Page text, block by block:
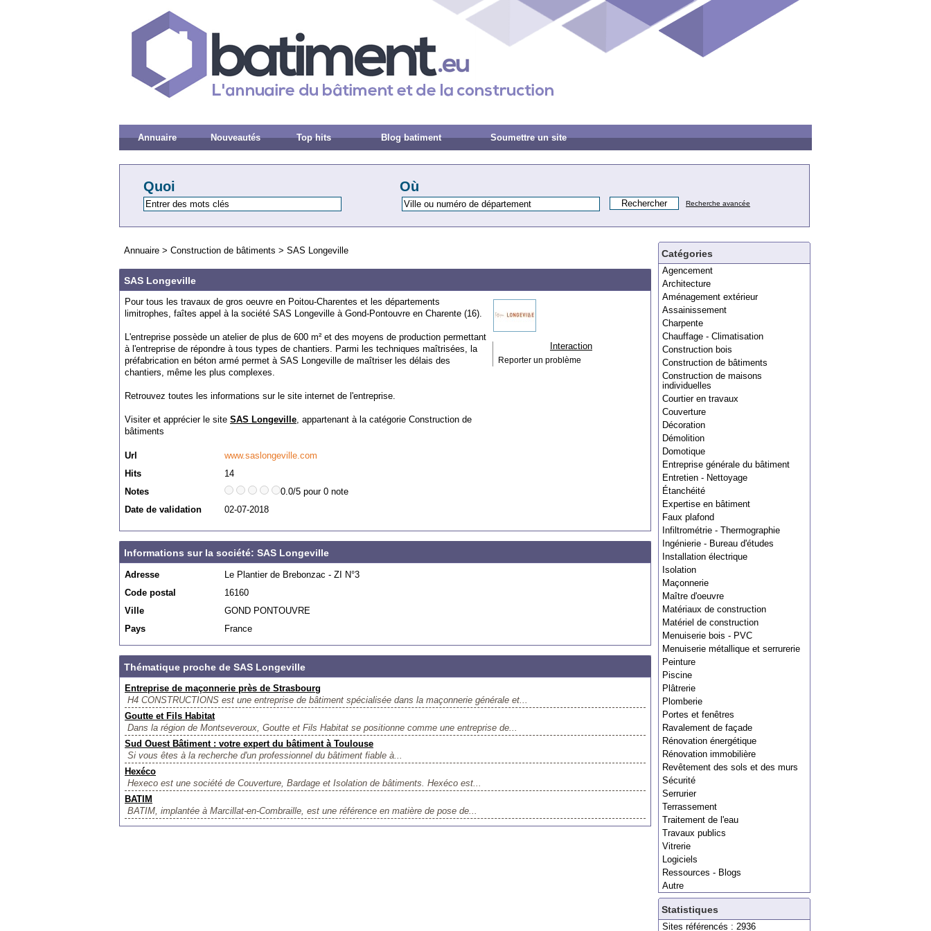
Annuaire Nouveautés Top hits Blog batiment Soumettre un site
Quoi Où
Recherche avancée
Catégories
Agencement
Architecture
Aménagement extérieur
Assainissement
Charpente
Chauffage - Climatisation
Construction bois
Construction de bâtiments
Construction de maisons
individuelles
Courtier en travaux
Couverture
Décoration
Démolition
Domotique
Entreprise générale du bâtiment
Entretien - Nettoyage
Étanchéité
Expertise en bâtiment
Faux plafond
Infiltrométrie - Thermographie
Ingénierie - Bureau d'études
Installation électrique
Isolation
Maçonnerie
Maître d'oeuvre
Matériaux de construction
Matériel de construction
Menuiserie bois - PVC
Menuiserie métallique et serrurerie
Peinture
Piscine
Plâtrerie
Plomberie
Portes et fenêtres
Ravalement de façade
Rénovation énergétique
Rénovation immobilière
Revêtement des sols et des murs
Sécurité
Serrurier
Terrassement
Traitement de l'eau
Travaux publics
Vitrerie
Logiciels
Ressources - Blogs
Autre
Statistiques
Sites référencés : 2936
Annuaire > Construction de bâtiments > SAS Longeville
SAS Longeville
Pour tous les travaux de gros oeuvre en Poitou-Charentes et les départements
limitrophes, faîtes appel à la société SAS Longeville à Gond-Pontouvre en Charente (16).
L'entreprise possède un atelier de plus de 600 m² et des moyens de production permettant
à l'entreprise de répondre à tous types de chantiers. Parmi les techniques maîtrisées, la
préfabrication en béton armé permet à SAS Longeville de maîtriser les délais des
chantiers, même les plus complexes.
Retrouvez toutes les informations sur le site internet de l'entreprise.
Visiter et apprécier le site SAS Longeville, appartenant à la catégorie Construction de
bâtiments
Url
www.saslongeville.com
Hits
14
Notes
0.0/5 pour 0 note
Date de validation
02-07-2018
Interaction
Reporter un problème
Informations sur la société: SAS Longeville
Adresse
Le Plantier de Brebonzac - ZI N°3
Code postal
16160
Ville
GOND PONTOUVRE
Pays
France
Thématique proche de SAS Longeville
Entreprise de maçonnerie près de Strasbourg
H4 CONSTRUCTIONS est une entreprise de bâtiment spécialisée dans la maçonnerie générale et...
Goutte et Fils Habitat
Dans la région de Montseveroux, Goutte et Fils Habitat se positionne comme une entreprise de...
Sud Ouest Bâtiment : votre expert du bâtiment à Toulouse
Si vous êtes à la recherche d'un professionnel du bâtiment fiable à...
Hexéco
Hexeco est une société de Couverture, Bardage et Isolation de bâtiments. Hexéco est...
BATIM
BATIM, implantée à Marcillat-en-Combraille, est une référence en matière de pose de...